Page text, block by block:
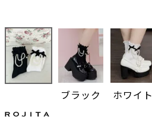
ブラック ホワイト